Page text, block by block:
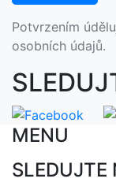
Potvrzením
osobních údajů.
MENU
SLEDUJTE